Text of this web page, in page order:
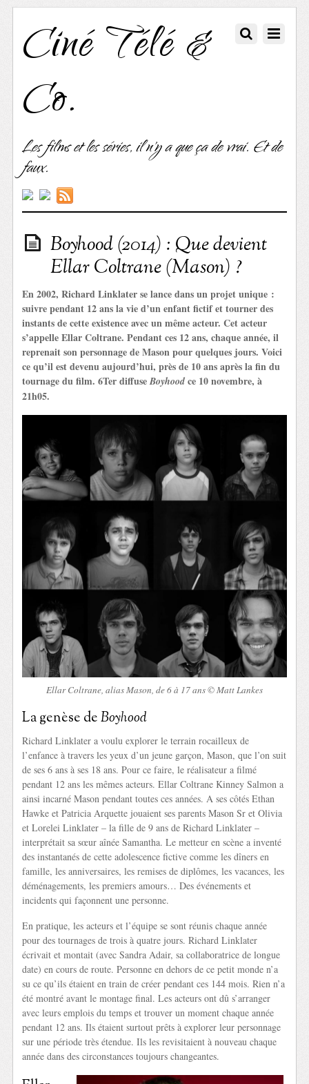
Ciné Télé &
Co.
Les films et les séries, il n'y a que ça de vrai. Et de
faux.
Boyhood (2014) : Que devient
Ellar Coltrane (Mason) ?
En 2002, Richard Linklater se lance dans un projet unique :
suivre pendant 12 ans la vie d’un enfant fictif et tourner des
instants de cette existence avec un même acteur. Cet acteur
s’appelle Ellar Coltrane. Pendant ces 12 ans, chaque année, il
reprenait son personnage de Mason pour quelques jours. Voici
ce qu’il est devenu aujourd’hui, près de 10 ans après la fin du
tournage du film. 6Ter diffuseBoyhood ce 10 novembre, à
21h05.
Ellar Coltrane, alias Mason, de 6 à 17 ans © Matt Lankes
La genèse deBoyhood
Richard Linklater a voulu explorer le terrain rocailleux de
l’enfance à travers les yeux d’un jeune garçon, Mason, que l’on suit
de ses 6 ans à ses 18 ans. Pour ce faire, le réalisateur a filmé
pendant 12 ans les mêmes acteurs. Ellar Coltrane Kinney Salmon a
ainsi incarné Mason pendant toutes ces années. A ses côtés Ethan
Hawke et Patricia Arquette jouaient ses parents Mason Sr et Olivia
et Lorelei Linklater – la fille de 9 ans de Richard Linklater –
interprétait sa sœur aînée Samantha. Le metteur en scène a inventé
des instantanés de cette adolescence fictive comme les dîners en
famille, les anniversaires, les remises de diplômes, les vacances, les
déménagements, les premiers amours… Des événements et
incidents qui façonnent une personne.
En pratique, les acteurs et l’équipe se sont réunis chaque année
pour des tournages de trois à quatre jours. Richard Linklater
écrivait et montait (avec Sandra Adair, sa collaboratrice de longue
date) en cours de route. Personne en dehors de ce petit monde n’a
su ce qu’ils étaient en train de créer pendant ces 144 mois. Rien n’a
été montré avant le montage final. Les acteurs ont dû s’arranger
avec leurs emplois du temps et trouver un moment chaque année
pendant 12 ans. Ils étaient surtout prêts à explorer leur personnage
sur une période très étendue. Ils les revisitaient à nouveau chaque
année dans des circonstances toujours changeantes.